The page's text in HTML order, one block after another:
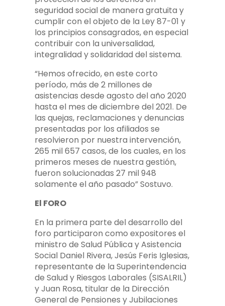
seguridad social de manera gratuita y
cumplir con el objeto de la Ley 87-01 y
los principios consagrados, en especial
contribuir con la universalidad,
integralidad y solidaridad del sistema.
“Hemos ofrecido, en este corto
período, más de 2 millones de
asistencias desde agosto del año 2020
hasta el mes de diciembre del 2021. De
las quejas, reclamaciones y denuncias
presentadas por los afiliados se
resolvieron por nuestra intervención,
265 mil 657 casos, de los cuales, en los
primeros meses de nuestra gestión,
fueron solucionadas 27 mil 948
solamente el año pasado” Sostuvo.
El FORO
En la primera parte del desarrollo del
foro participaron como expositores el
ministro de Salud Pública y Asistencia
Social Daniel Rivera, Jesús Feris Iglesias,
representante de la Superintendencia
de Salud y Riesgos Laborales (SISALRIL)
y Juan Rosa, titular de la Dirección
General de Pensiones y Jubilaciones